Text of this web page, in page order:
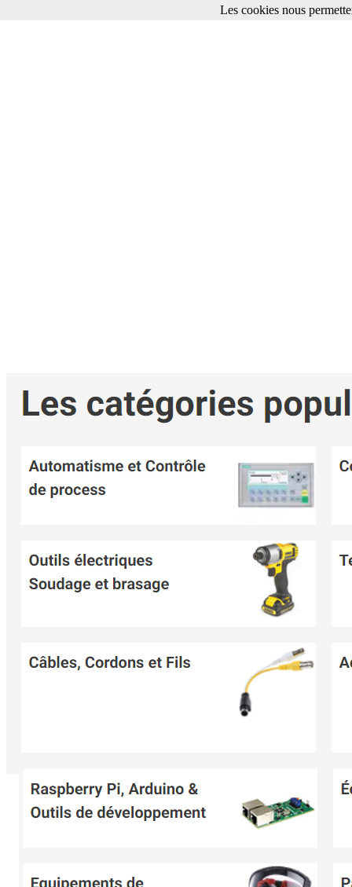
Les cookies nous